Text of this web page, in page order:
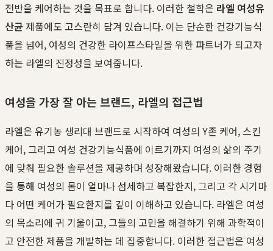
전반을 케어하는 것을 목표로 합니다. 이러한 철학은 라엘 여성유
산균제품에도 고스란히 담겨 있습니다. 이는 단순한 건강기능식
품을 넘어, 여성의 건강한 라이프스타일을 위한 파트너가 되고자
하는 라엘의 진정성을 보여줍니다.
여성을 가장 잘 아는 브랜드, 라엘의 접근법
라엘은 유기농 생리대 브랜드로 시작하여 여성의 Y존 케어, 스킨
케어, 그리고 여성 건강기능식품에 이르기까지 여성의 삶의 주기
에 맞춰 필요한 솔루션을 제공하며 성장해왔습니다. 이러한 경험
을 통해 여성의 몸이 얼마나 섬세하고 복잡한지, 그리고 각 시기마
다 어떤 케어가 필요한지를 깊이 이해하고 있습니다. 라엘은 여성
의 목소리에 귀 기울이고, 그들의 고민을 해결하기 위해 과학적이
고 안전한 제품을 개발하는 데 집중합니다. 이러한 접근법은 여성